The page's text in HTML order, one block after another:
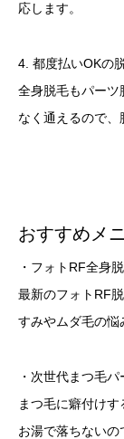
応します。
4. 都度払いOKの
全身脱毛もパーツ
なく通えるので、
おすすめメ
・フォトRF全身
最新のフォトRF
すみやムダ毛の悩
・次世代まつ毛
まつ毛に癖付けす
お湯で落ちないの